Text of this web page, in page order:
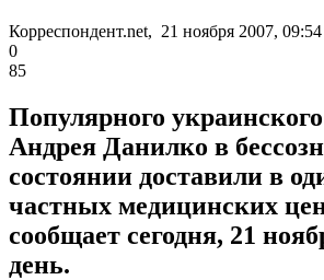
Корреспондент.net, 21 ноября 2007, 09:54
0
85
Популярного
Андрея Данилко в
состоянии доставили в
частных медицинских
сообщает сегодня, 21
день.